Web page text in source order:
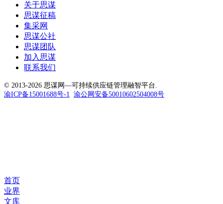
关于思谋
思谋征稿
集采网
思谋公社
思谋团队
加入思谋
联系我们
© 2013-2026 思谋网—可持续供应链管理融智平台.
渝ICP备15001688号-1 渝公网安备50010602504008号
首页
业界
文库